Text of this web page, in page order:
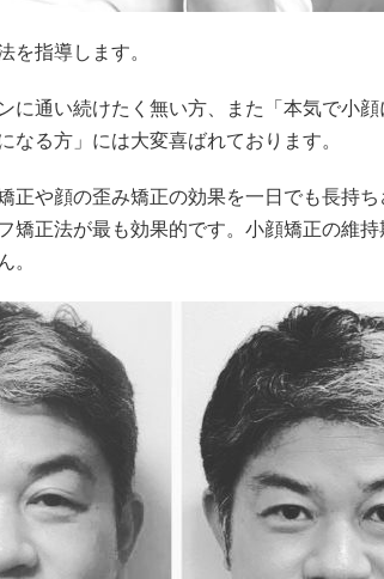
を指導します。
に通い続けたく無い方、また「本気で小
なる方」には大変喜ばれております。
正や顔の歪み矯正の効果を一日でも長持
矯正法が最も効果的です。小顔矯正の維
。